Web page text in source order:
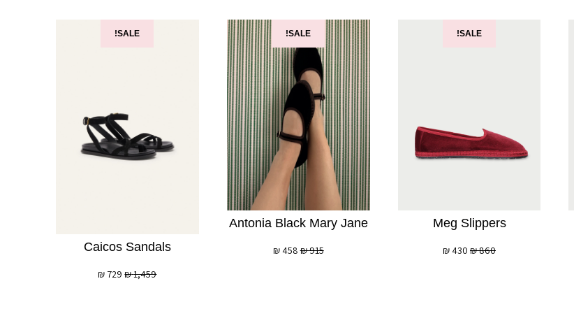
SALE!
Meg Slippers
860
₪
430
₪
SALE!
Antonia Black Mary Jane
915
₪
458
₪
SALE!
Caicos Sandals
1,459
₪
729
₪